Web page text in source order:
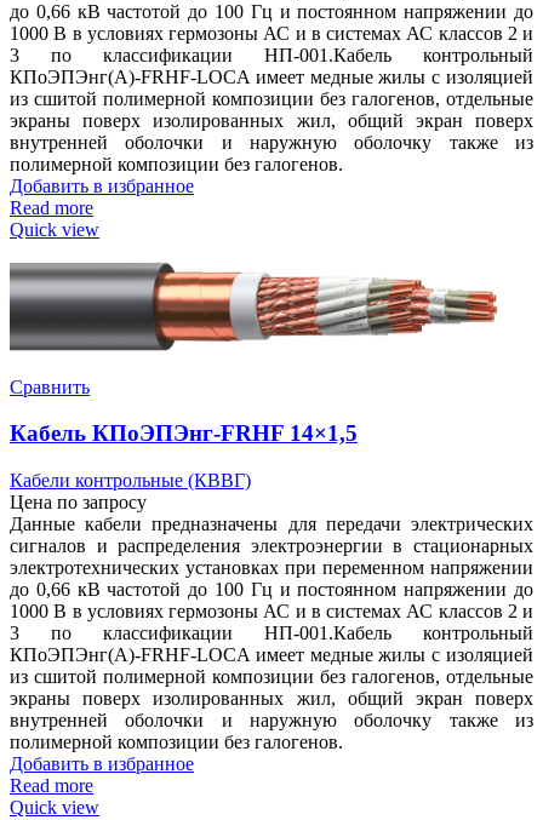
до 0,66 кВ частотой до 100 Гц и постоянном напряжении до
1000 В в условиях гермозоны АС и в системах АС классов 2 и
3 по классификации НП-001.Кабель контрольный
КПоЭПЭнг(А)-FRHF-LOCA имеет медные жилы с изоляцией
из сшитой полимерной композиции без галогенов, отдельные
экраны поверх изолированных жил, общий экран поверх
внутренней оболочки и наружную оболочку также из
полимерной композиции без галогенов.
Добавить в избранное
Read more
Quick view
Сравнить
Кабель КПоЭПЭнг-FRHF 14×1,5
Кабели контрольные (КВВГ)
Цена по запросу
Данные кабели предназначены для передачи электрических
сигналов и распределения электроэнергии в стационарных
электротехнических установках при переменном напряжении
до 0,66 кВ частотой до 100 Гц и постоянном напряжении до
1000 В в условиях гермозоны АС и в системах АС классов 2 и
3 по классификации НП-001.Кабель контрольный
КПоЭПЭнг(А)-FRHF-LOCA имеет медные жилы с изоляцией
из сшитой полимерной композиции без галогенов, отдельные
экраны поверх изолированных жил, общий экран поверх
внутренней оболочки и наружную оболочку также из
полимерной композиции без галогенов.
Добавить в избранное
Read more
Quick view